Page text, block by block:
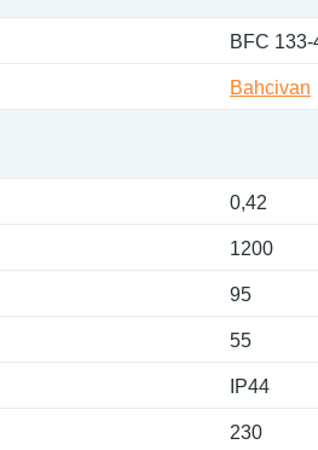
BFC 133-
Bahcivan
0,42
1200
95
55
IP44
230